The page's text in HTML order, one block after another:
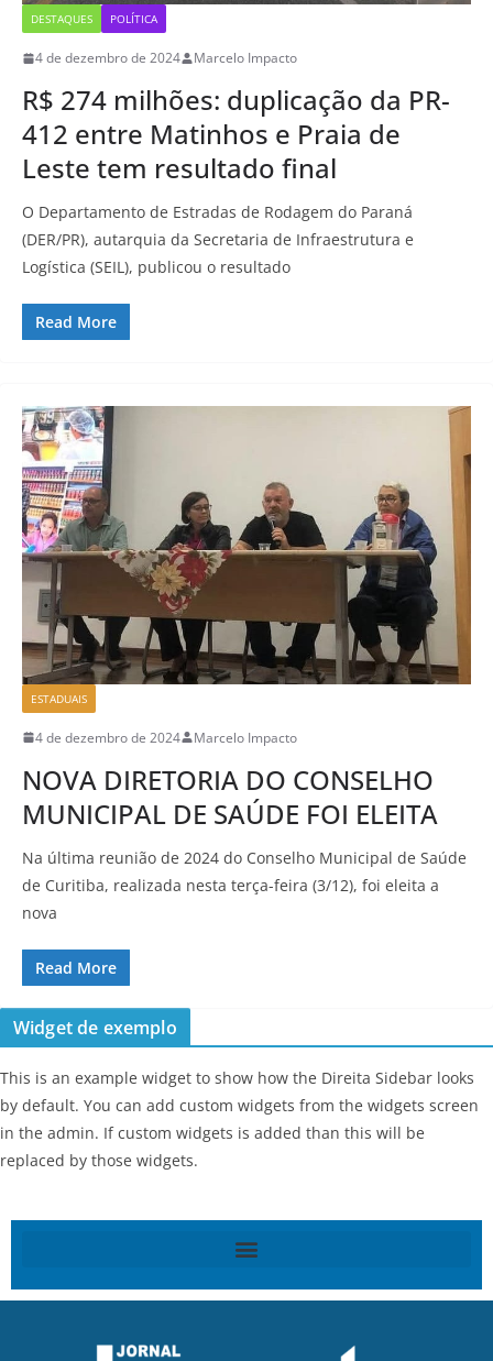
DESTAQUES POLÍTICA
4 de dezembro de 2024 Marcelo Impacto
R$ 274 milhões: duplicação da PR-
412 entre Matinhos e Praia de
Leste tem resultado final
O Departamento de Estradas de Rodagem do Paraná
(DER/PR), autarquia da Secretaria de Infraestrutura e
Logística (SEIL), publicou o resultado
Read More
ESTADUAIS
4 de dezembro de 2024 Marcelo Impacto
NOVA DIRETORIA DO CONSELHO
MUNICIPAL DE SAÚDE FOI ELEITA
Na última reunião de 2024 do Conselho Municipal de Saúde
de Curitiba, realizada nesta terça-feira (3/12), foi eleita a
nova
Read More
Widget de exemplo
This is an example widget to show how the Direita Sidebar looks
by default. You can add custom widgets from the widgets screen
in the admin. If custom widgets is added than this will be
replaced by those widgets.